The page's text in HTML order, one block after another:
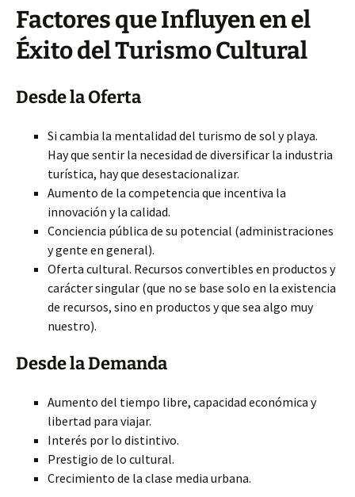
Factores que Influyen en el
Éxito del Turismo Cultural
Desde la Oferta
Si cambia la mentalidad del turismo de sol y playa.
Hay que sentir la necesidad de diversificar la industria
turística, hay que desestacionalizar.
Aumento de la competencia que incentiva la
innovación y la calidad.
Conciencia pública de su potencial (administraciones
y gente en general).
Oferta cultural. Recursos convertibles en productos y
carácter singular (que no se base solo en la existencia
de recursos, sino en productos y que sea algo muy
nuestro).
Desde la Demanda
Aumento del tiempo libre, capacidad económica y
libertad para viajar.
Interés por lo distintivo.
Prestigio de lo cultural.
Crecimiento de la clase media urbana.